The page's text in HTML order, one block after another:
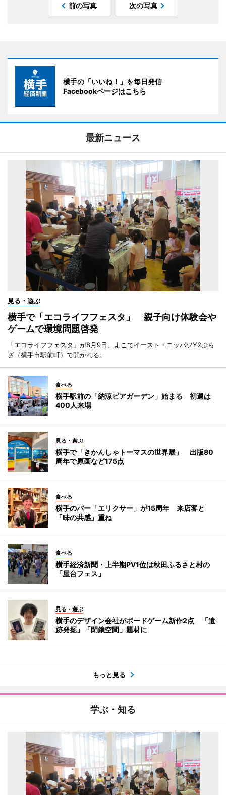
前の写真 次の写真
横手の「いいね！」を毎日発信
Facebookページはこちら
最新ニュース
見る・遊ぶ
横手で「エコライフフェスタ」 親子向け体験会や
ゲームで環境問題啓発
「エコライフフェスタ」が8月9日、よこてイースト・ニッパツY2ぷら
ざ（横手市駅前町）で開かれる。
食べる
横手駅前の「納涼ビアガーデン」始まる 初週は
400人来場
見る・遊ぶ
横手で「きかんしゃトーマスの世界展」 出版80
周年で原画など175点
食べる
横手のバー「エリクサー」が15周年 来店客と
「味の共感」重ね
食べる
横手経済新聞・上半期PV1位は秋田ふるさと村の
「屋台フェス」
見る・遊ぶ
横手のデザイン会社がボードゲーム新作2点 「遺
跡発掘」「閉鎖空間」題材に
もっと見る
学ぶ・知る